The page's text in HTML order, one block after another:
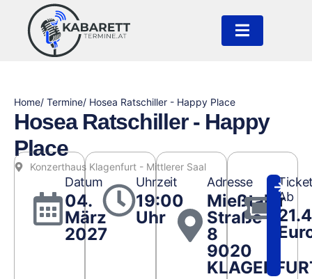
Home/ Termine/ Hosea Ratschiller - Happy Place
Hosea Ratschiller - Happy
Place
Konzerthaus Klagenfurt - Mittlerer Saal
Datum
04.
März
2027
Uhrzeit
19:00
Uhr
Adresse
Mießtaler
Straße
8
9020
Ab
21.4